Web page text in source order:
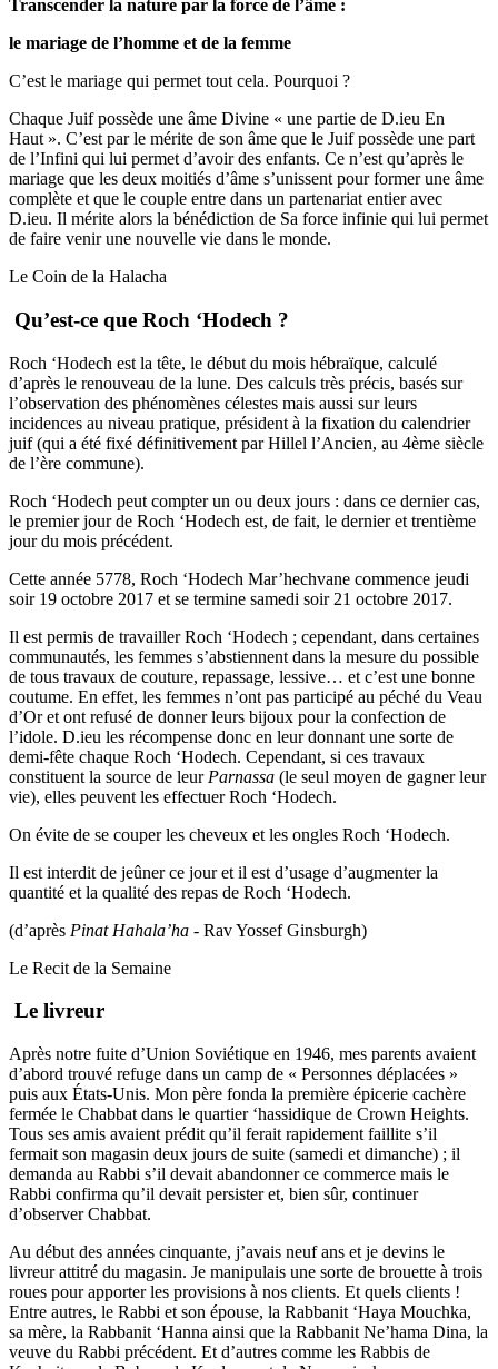
Transcender la nature par la force de l’âme :
le mariage de l’homme et de la femme
C’est le mariage qui permet tout cela. Pourquoi ?
Chaque Juif possède une âme Divine « une partie de D.ieu En
Haut ». C’est par le mérite de son âme que le Juif possède une part
de l’Infini qui lui permet d’avoir des enfants. Ce n’est qu’après le
mariage que les deux moitiés d’âme s’unissent pour former une âme
complète et que le couple entre dans un partenariat entier avec
D.ieu. Il mérite alors la bénédiction de Sa force infinie qui lui permet
de faire venir une nouvelle vie dans le monde.
Le Coin de la Halacha
Qu’est-ce que Roch ‘Hodech ?
Roch ‘Hodech est la tête, le début du mois hébraïque, calculé
d’après le renouveau de la lune. Des calculs très précis, basés sur
l’observation des phénomènes célestes mais aussi sur leurs
incidences au niveau pratique, président à la fixation du calendrier
juif (qui a été fixé définitivement par Hillel l’Ancien, au 4ème siècle
de l’ère commune).
Roch ‘Hodech peut compter un ou deux jours : dans ce dernier cas,
le premier jour de Roch ‘Hodech est, de fait, le dernier et trentième
jour du mois précédent.
Cette année 5778, Roch ‘Hodech Mar’hechvane commence jeudi
soir 19 octobre 2017 et se termine samedi soir 21 octobre 2017.
Il est permis de travailler Roch ‘Hodech ; cependant, dans certaines
communautés, les femmes s’abstiennent dans la mesure du possible
de tous travaux de couture, repassage, lessive… et c’est une bonne
coutume. En effet, les femmes n’ont pas participé au péché du Veau
d’Or et ont refusé de donner leurs bijoux pour la confection de
l’idole. D.ieu les récompense donc en leur donnant une sorte de
demi-fête chaque Roch ‘Hodech. Cependant, si ces travaux
constituent la source de leur Parnassa (le seul moyen de gagner leur
vie), elles peuvent les effectuer Roch ‘Hodech.
On évite de se couper les cheveux et les ongles Roch ‘Hodech.
Il est interdit de jeûner ce jour et il est d’usage d’augmenter la
quantité et la qualité des repas de Roch ‘Hodech.
(d’après Pinat Hahala’ha - Rav Yossef Ginsburgh)
Le Recit de la Semaine
Le livreur
Après notre fuite d’Union Soviétique en 1946, mes parents avaient
d’abord trouvé refuge dans un camp de « Personnes déplacées »
puis aux États-Unis. Mon père fonda la première épicerie cachère
fermée le Chabbat dans le quartier ‘hassidique de Crown Heights.
Tous ses amis avaient prédit qu’il ferait rapidement faillite s’il
fermait son magasin deux jours de suite (samedi et dimanche) ; il
demanda au Rabbi s’il devait abandonner ce commerce mais le
Rabbi confirma qu’il devait persister et, bien sûr, continuer
d’observer Chabbat.
Au début des années cinquante, j’avais neuf ans et je devins le
livreur attitré du magasin. Je manipulais une sorte de brouette à trois
roues pour apporter les provisions à nos clients. Et quels clients !
Entre autres, le Rabbi et son épouse, la Rabbanit ‘Haya Mouchka,
sa mère, la Rabbanit ‘Hanna ainsi que la Rabbanit Ne’hama Dina, la
veuve du Rabbi précédent. Et d’autres comme les Rabbis de